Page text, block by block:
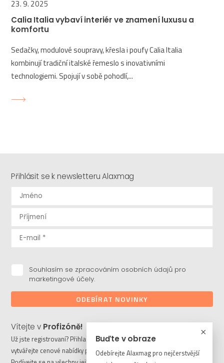
23. 9. 2025
Calia Italia vybaví interiér ve znamení luxusu a
komfortu
Sedačky, modulové soupravy, křesla i poufy Calia Italia
kombinují tradiční italské řemeslo s inovativními
technologiemi. Spojují v sobě pohodlí,...
Buďte v obraze
Odebírejte Alaxmag pro nejčerstvější
Přihlásit se k newsletteru Alaxmag
Souhlasím se zpracováním osobních údajů pro
marketingové účely.
ODEBÍRAT NOVINKY
Vítejte v Profizóně!
Už jste registrovaní? Přihlaste se a stahujte potřebné soubory či
vytvářejte cenové nabídky pro vaše klienty. Ještě nejste členem?